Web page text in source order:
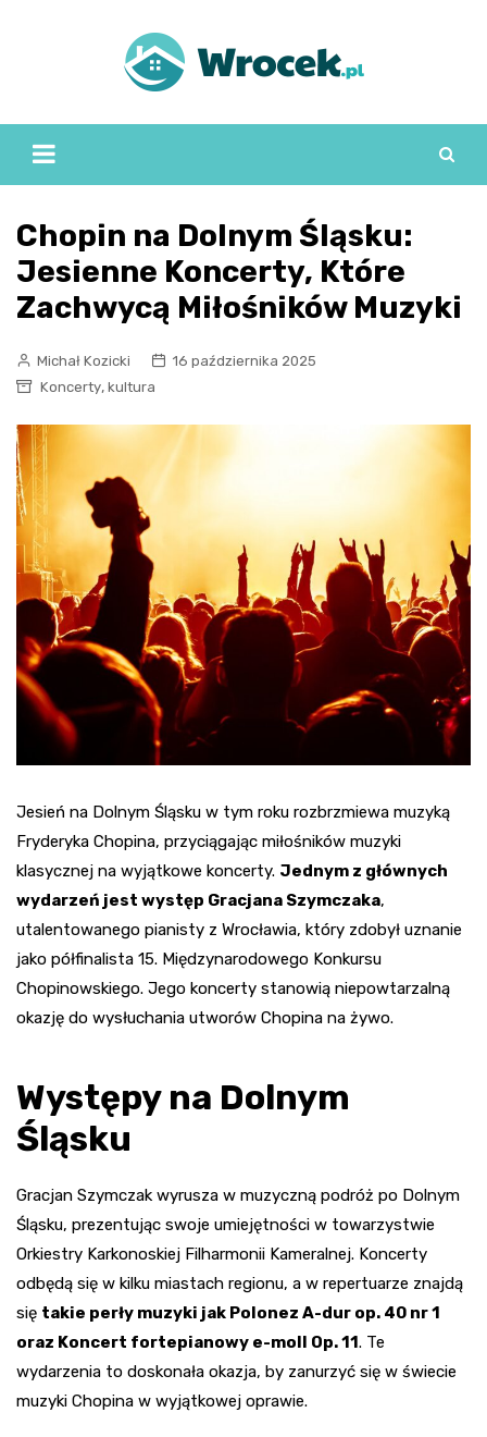
Chopin na Dolnym Śląsku:
Jesienne Koncerty, Które
Zachwycą Miłośników Muzyki
Michał Kozicki
16 października 2025
Koncerty, kultura
Jesień na Dolnym Śląsku w tym roku rozbrzmiewa muzyką
Fryderyka Chopina, przyciągając miłośników muzyki
klasycznej na wyjątkowe koncerty. Jednym z głównych
wydarzeń jest występ Gracjana Szymczaka,
utalentowanego pianisty z Wrocławia, który zdobył uznanie
jako półfinalista 15. Międzynarodowego Konkursu
Chopinowskiego. Jego koncerty stanowią niepowtarzalną
okazję do wysłuchania utworów Chopina na żywo.
Występy na Dolnym
Śląsku
Gracjan Szymczak wyrusza w muzyczną podróż po Dolnym
Śląsku, prezentując swoje umiejętności w towarzystwie
Orkiestry Karkonoskiej Filharmonii Kameralnej. Koncerty
odbędą się w kilku miastach regionu, a w repertuarze znajdą
się takie perły muzyki jak Polonez A-dur op. 40 nr 1
oraz Koncert fortepianowy e-moll Op. 11. Te
wydarzenia to doskonała okazja, by zanurzyć się w świecie
muzyki Chopina w wyjątkowej oprawie.